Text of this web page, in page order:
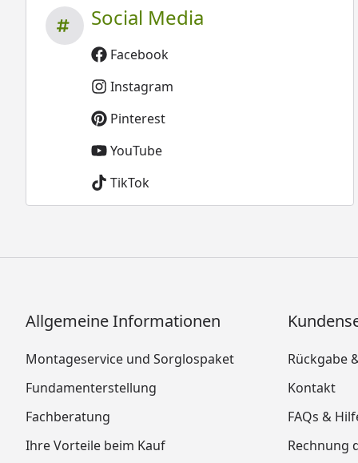
Social Media
Facebook
Instagram
Pinterest
YouTube
TikTok
Allgemeine Informationen
Montageservice und Sorglospaket
Fundamenterstellung
Fachberatung
Ihre Vorteile beim Kauf
Rückgabe
Kontakt
FAQs &
Rechnung